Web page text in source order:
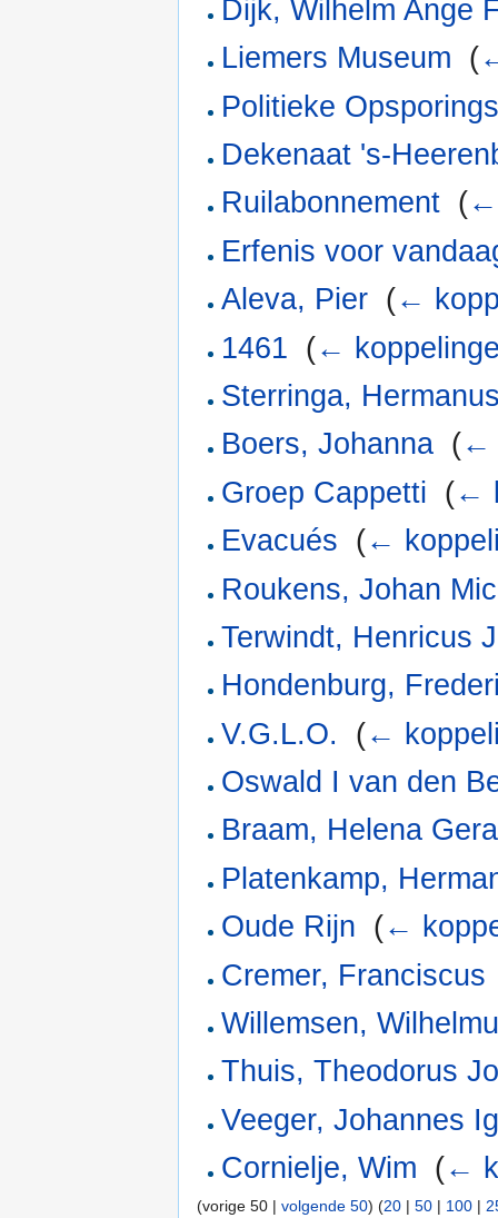
Dijk, Wilhelm Ange
Liemers Museum (
Politieke
Dekenaat 's-
Ruilabonnement (←
Erfenis voor
Aleva, Pier (←
1461 (←
Sterringa,
Boers, Johanna (←
Groep Cappetti (←
Evacués (←
Roukens, Johan
Terwindt, Henricus
Hondenburg,
V.G.L.O.
(←
Oswald I van den
Braam, Helena
Platenkamp,
Oude Rijn (←
Cremer, Franciscus
Willemsen,
Thuis, Theodorus
Veeger, Johannes
Cornielje, Wim (←
(vorige 50 | volgende 50) (20 | 50 | 100 |